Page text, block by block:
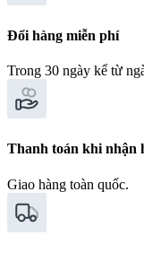
Đổi hàng miễn phí
Trong 30 ngày kể từ
Thanh toán khi nhận
Giao hàng toàn quốc.